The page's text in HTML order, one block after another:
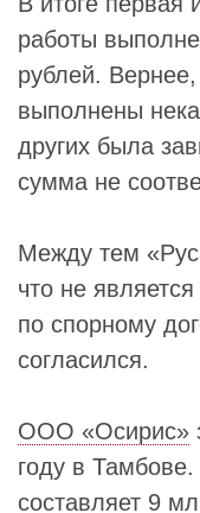
работы
рублей.
выполнены
других была
сумма не
Между тем
что не
по спорному
согласился.
ООО «Осирис»
году в
составляет 9